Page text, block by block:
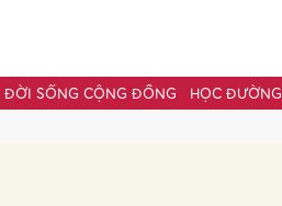
ĐỜI SỐNG CỘNG ĐỒNG HỌC ĐƯỜNG